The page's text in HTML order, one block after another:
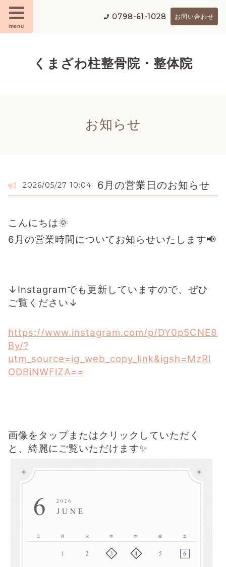
menu
0798-61-1028 お問い合わせ
くまざわ柱整骨院・整体院
お知らせ
2026/05/27 10:04 6月の営業日のお知らせ
こんにちは🌞
6月の営業時間についてお知らせいたします📢
↓Instagramでも更新していますので、ぜひ
ご覧ください↓
https://www.instagram.com/p/DY0p5CNE8
By/?
utm_source=ig_web_copy_link&igsh=MzRl
ODBiNWFlZA==
画像をタップまたはクリックしていただく
と、綺麗にご覧いただけます✨